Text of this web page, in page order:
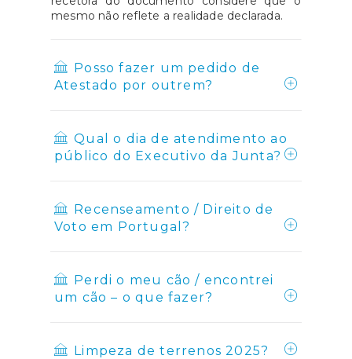
mesmo não reflete a realidade declarada.
Posso fazer um pedido de
Atestado por outrem?
Qual o dia de atendimento ao
público do Executivo da Junta?
Recenseamento / Direito de
Voto em Portugal?
Perdi o meu cão / encontrei
um cão – o que fazer?
Limpeza de terrenos 2025?